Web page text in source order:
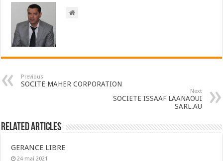
Previous
SOCITE MAHER CORPORATION
Next
SOCIETE ISSAAF LAANAOUI
SARL.AU
Related Articles
GERANCE LIBRE
24 mai 2021